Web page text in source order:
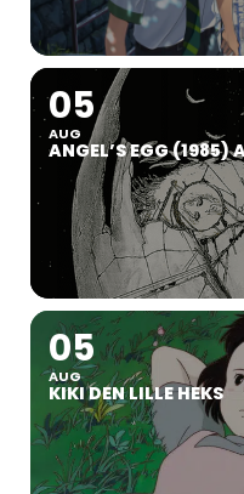
05
AUG
ANGEL’S EGG (1985)
05
AUG
KIKI DEN LILLE HEKS